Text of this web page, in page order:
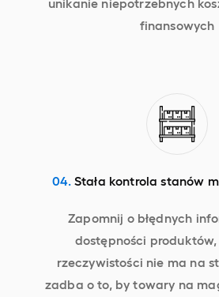
finansowych
04.Stała kontrola stanów
Zapomnij o błędnych
dostępności
rzeczywistości nie ma na
zadba o to, by towary na